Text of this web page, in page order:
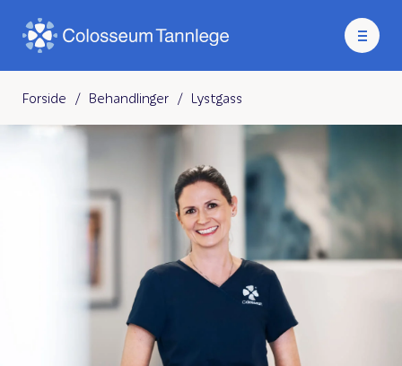
Forside / Behandlinger / Lystgass